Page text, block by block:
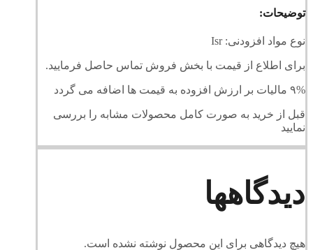
توضیحات:
نوع مواد افزودنی: Isr
برای اطلاع از قیمت با بخش فروش تماس حاصل فرمایید.
۹% مالیات بر ارزش افزوده به قیمت ها اضافه می گردد
قبل از خرید به صورت کامل محصولات مشابه را بررسی
نمایید
دیدگاهها
هیچ دیدگاهی برای این محصول نوشته نشده است.